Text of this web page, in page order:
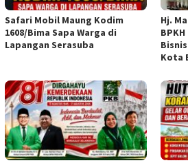
Safari Mobil Maung Kodim
1608/Bima Sapa Warga di
Lapangan Serasuba
Hj.
Kota